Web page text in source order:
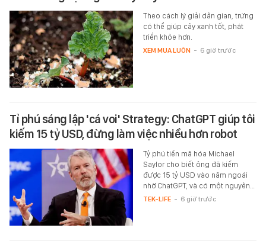
Theo cách lý giải dân gian, trứng
có thể giúp cây xanh tốt, phát
triển khỏe hơn.
XEM MUA LUÔN - 6 giờ trước
Tỉ phú sáng lập 'cá voi' Strategy: ChatGPT giúp tôi
kiếm 15 tỷ USD, đừng làm việc nhiều hơn robot
Tỷ phú tiền mã hóa Michael
Saylor cho biết ông đã kiếm
được 15 tỷ USD vào năm ngoái
nhờ ChatGPT, và có một nguyên…
TEK-LIFE - 6 giờ trước